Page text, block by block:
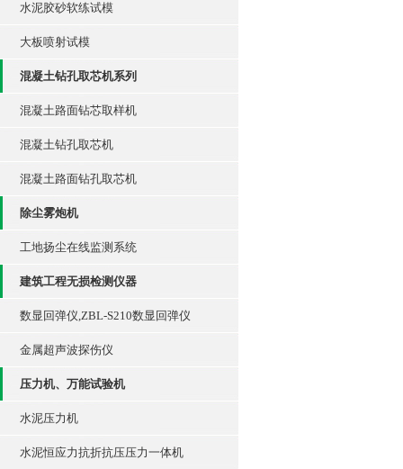
水泥胶砂软练试模
大板喷射试模
混凝土钻孔取芯机系列
混凝土路面钻芯取样机
混凝土钻孔取芯机
混凝土路面钻孔取芯机
除尘雾炮机
工地扬尘在线监测系统
建筑工程无损检测仪器
数显回弹仪,ZBL-S210数显回弹仪
金属超声波探伤仪
压力机、万能试验机
水泥压力机
水泥恒应力抗折抗压压力一体机